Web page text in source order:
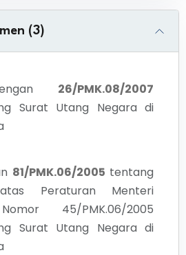
(3)
26/PMK.08/2007
Surat Utang Negara di
81/PMK.06/2005 tentang
Peraturan Menteri
45/PMK.06/2005
Surat Utang Negara di